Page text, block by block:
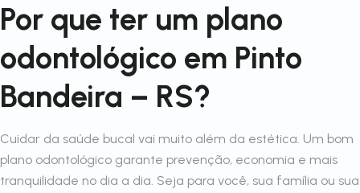
Por que ter um plano
odontológico em Pinto
Bandeira – RS?
Cuidar da saúde bucal vai muito além da estética. Um bom
plano odontológico garante prevenção, economia e mais
tranquilidade no dia a dia. Seja para você, sua família ou sua